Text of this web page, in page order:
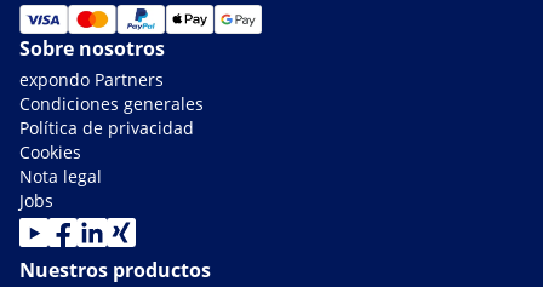
Sobre nosotros
expondo Partners
Condiciones generales
Política de privacidad
Cookies
Nota legal
Jobs
Nuestros productos